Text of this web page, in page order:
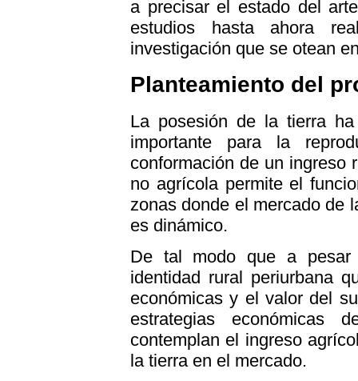
a precisar el estado del
estudios hasta ahora
investigación que se otean
Planteamiento del
La posesión de la tierra
importante para la
conformación de un ingreso
no agrícola permite el
zonas donde el mercado de
es dinámico.
De tal modo que a pesar
identidad rural periurbana
económicas y el valor del
estrategias económicas
contemplan el ingreso
la tierra en el mercado.